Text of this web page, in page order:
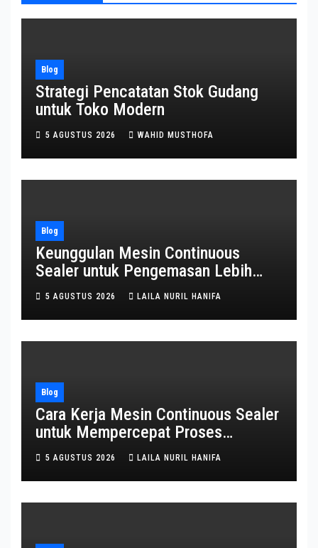
Blog
Strategi Pencatatan Stok Gudang
untuk Toko Modern
5 AGUSTUS 2026 WAHID MUSTHOFA
Blog
Keunggulan Mesin Continuous
Sealer untuk Pengemasan Lebih
Efisien
5 AGUSTUS 2026 LAILA NURIL HANIFA
Blog
Cara Kerja Mesin Continuous Sealer
untuk Mempercepat Proses
Pengemasan
5 AGUSTUS 2026 LAILA NURIL HANIFA